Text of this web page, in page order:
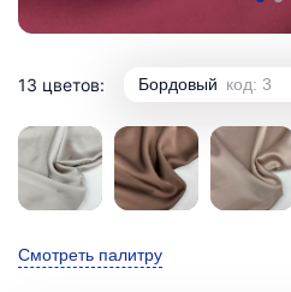
13 цветов: Бордовый код: 3
Смотреть палитру